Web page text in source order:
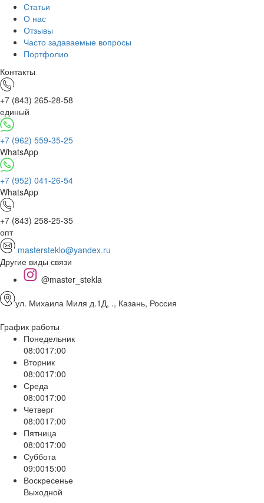
Статьи
О нас
Отзывы
Часто задаваемые вопросы
Портфолио
Контакты
+7 (843) 265-28-58
единый
+7 (962) 559-35-25
WhatsApp
+7 (952) 041-26-54
WhatsApp
+7 (843) 258-25-35
опт
mastersteklo@yandex.ru
Другие виды связи
@master_stekla
ул. Михаила Миля д.1Д, ., Казань, Россия
График работы
Понедельник
08:0017:00
Вторник
08:0017:00
Среда
08:0017:00
Четверг
08:0017:00
Пятница
08:0017:00
Суббота
09:0015:00
Воскресенье
Выходной